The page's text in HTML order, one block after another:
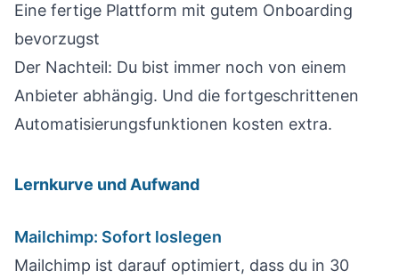
Eine fertige Plattform mit gutem Onboarding
bevorzugst
Der Nachteil: Du bist immer noch von einem
Anbieter abhängig. Und die fortgeschrittenen
Automatisierungsfunktionen kosten extra.
Lernkurve und Aufwand
Mailchimp: Sofort loslegen
Mailchimp ist darauf optimiert, dass du in 30